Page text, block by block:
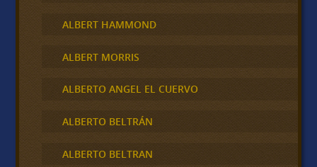
ALBERT HAMMOND
ALBERT MORRIS
ALBERTO ANGEL EL CUERVO
ALBERTO BELTRÁN
ALBERTO BELTRAN